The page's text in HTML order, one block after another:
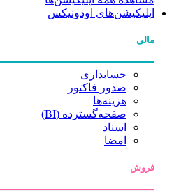
اپلیکیشن‌های اودونیکس
مالی
حسابداری
صدور فاکتور
هزینه‌ها
صفحه‌گسترده (BI)
اسناد
امضا
فروش